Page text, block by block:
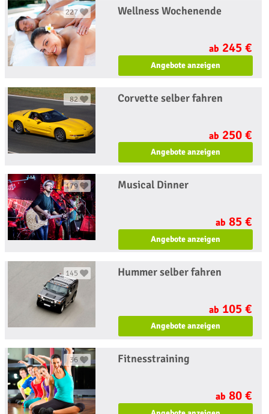
227 Wellness Wochenende
ab 245 €
Angebote anzeigen
82 Corvette selber fahren
ab 250 €
Angebote anzeigen
179 Musical Dinner
ab 85 €
Angebote anzeigen
145 Hummer selber fahren
ab 105 €
Angebote anzeigen
36 Fitnesstraining
ab 80 €